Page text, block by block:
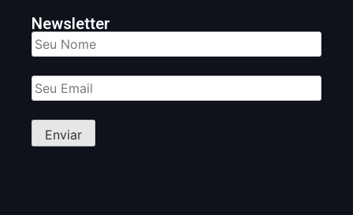
Newsletter